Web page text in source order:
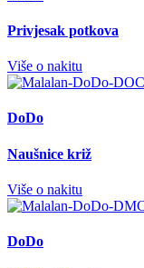
Privjesak potkova
Više o nakitu
DoDo
Naušnice križ
Više o nakitu
DoDo